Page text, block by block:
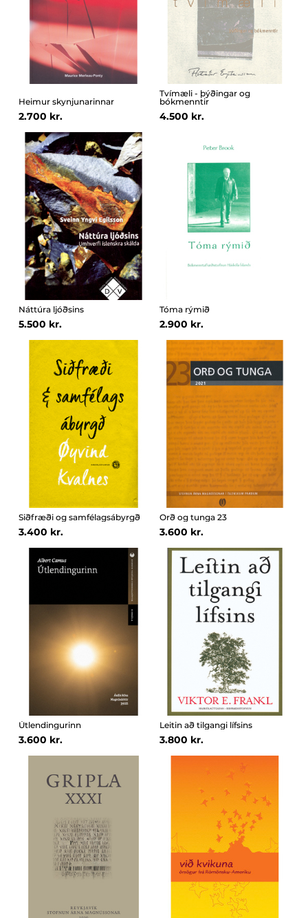
Heimur skynjunarinnar
2.700 kr.
Tvímæli - þýðingar og
bókmenntir
4.500 kr.
Náttúra ljóðsins
5.500 kr.
Tóma rýmið
2.900 kr.
Siðfræði og samfélagsábyrgð
3.400 kr.
Orð og tunga 23
3.600 kr.
Útlendingurinn
3.600 kr.
Leitin að tilgangi lífsins
3.800 kr.